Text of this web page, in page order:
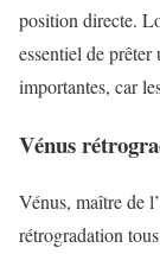
position directe.
essentiel de
importantes, car
Vénus
Vénus, maître de
rétrogradation